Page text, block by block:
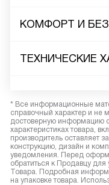
КОМФОРТ И
ТЕХНИЧЕСКИЕ
* Все информационные
справочный характер и не
достоверную информацию
характеристиках товара,
производитель оставляет
конструкцию, дизайн и
уведомления. Перед
обратиться к Продавцу для
Товара. Подробная
на упаковке товара.